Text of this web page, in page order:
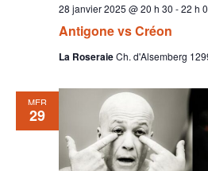
Antigone vs Créon
28 janvier 2025 @ 20 h 30 -22 h
La RoseraieCh. d'Alsemberg
MER
29